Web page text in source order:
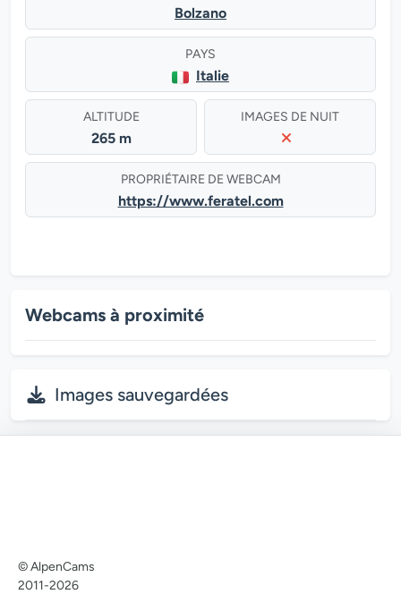
Bolzano
PAYS
Italie
ALTITUDE
265 m
IMAGES DE NUIT
PROPRIÉTAIRE DE WEBCAM
https://www.feratel.com
Webcams à proximité
Images sauvegardées
© AlpenCams
2011-2026